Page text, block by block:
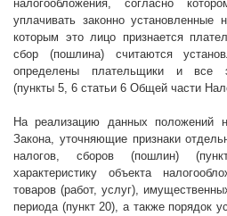
налогообложения, согласно
уплачивать законно
которым это лицо признается
сбор (пошлина) считаются
определены плательщики и все
(пункты 5, 6 статьи 6 Общей части
На реализацию данных положений
Закона, уточняющие признаки
налогов, сборов (пошлин)
характеристику объекта
товаров (работ, услуг),
периода (пункт 20), а также порядок